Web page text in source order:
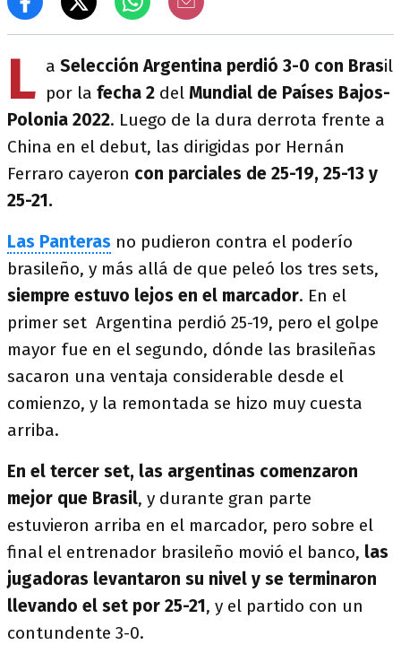
L a Selección Argentina perdió 3-0 con Brasil
por la fecha 2 del Mundial de Países Bajos-
Polonia 2022. Luego de la dura derrota frente a
China en el debut, las dirigidas por Hernán
Ferraro cayeron con parciales de 25-19, 25-13 y
25-21.
Las Panteras no pudieron contra el poderío
brasileño, y más allá de que peleó los tres sets,
siempre estuvo lejos en el marcador. En el
primer set Argentina perdió 25-19, pero el golpe
mayor fue en el segundo, dónde las brasileñas
sacaron una ventaja considerable desde el
comienzo, y la remontada se hizo muy cuesta
arriba.
En el tercer set, las argentinas comenzaron
mejor que Brasil, y durante gran parte
estuvieron arriba en el marcador, pero sobre el
final el entrenador brasileño movió el banco, las
jugadoras levantaron su nivel y se terminaron
llevando el set por 25-21, y el partido con un
contundente 3-0.